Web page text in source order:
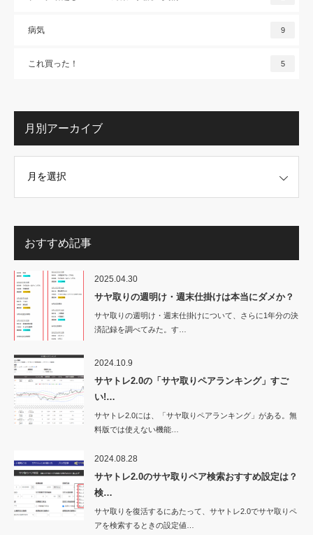
病気 9
これ買った！ 5
月別アーカイブ
おすすめ記事
2025.04.30
サヤ取りの週明け・週末仕掛けは本当にダメか？
サヤ取りの週明け・週末仕掛けについて、さらに1年分の決
済記録を調べてみた。す…
2024.10.9
サヤトレ2.0の「サヤ取りペアランキング」すご
い!…
サヤトレ2.0には、「サヤ取りペアランキング」がある。無
料版では使えない機能…
2024.08.28
サヤトレ2.0のサヤ取りペア検索おすすめ設定は？
検…
サヤ取りを復活するにあたって、サヤトレ2.0でサヤ取りペ
アを検索するときの設定値…